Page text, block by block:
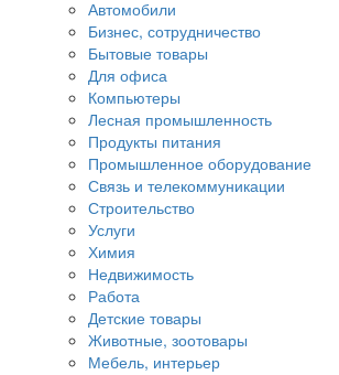
Автомобили
Бизнес, сотрудничество
Бытовые товары
Для офиса
Компьютеры
Лесная промышленность
Продукты питания
Промышленное оборудование
Связь и телекоммуникации
Строительство
Услуги
Химия
Недвижимость
Работа
Детские товары
Животные, зоотовары
Мебель, интерьер